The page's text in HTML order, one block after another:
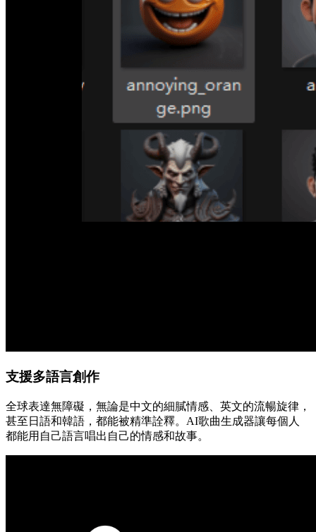
支援多語言創作
全球表達無障礙，無論是中文的細膩情感、英文的流暢旋律，
甚至日語和韓語，都能被精準詮釋。AI歌曲生成器讓每個人
都能用自己語言唱出自己的情感和故事。